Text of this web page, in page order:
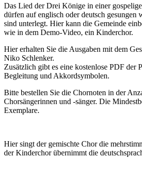
Das Lied der Drei Könige in einer
dürfen auf englisch oder deutsch gesungen
sind unterlegt. Hier kann die Gemeinde
wie in dem Demo-Video, ein Kinderchor.
Hier erhalten Sie die Ausgaben mit dem
Niko Schlenker.
Zusätzlich gibt es eine kostenlose PDF der
Begleitung und Akkordsymbolen.
Bitte bestellen Sie die Chornoten in der
Chorsängerinnen und -sänger. Die
Exemplare.
Hier singt der gemischte Chor die
der Kinderchor übernimmt die